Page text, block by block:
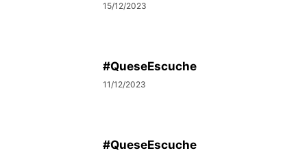
15/12/2023
#QueseEscuche
11/12/2023
#QueseEscuche